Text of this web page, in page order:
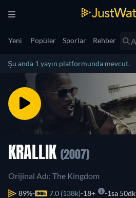
Yeni Popüler Sporlar Rehber
Şu anda 1 yayın platformunda mevcut.
KRALLIK (2007)
Orijinal Adı: The Kingdom
89% 7.0 (138k) 18+ 1sa 50dk